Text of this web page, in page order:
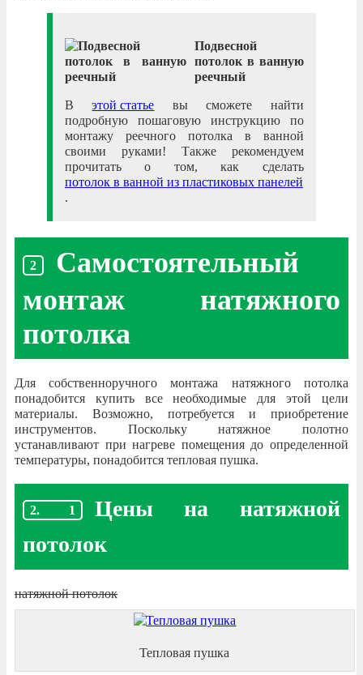
Подвесной
потолок в ванную
реечный
Вэтой статье вы сможете найти
подробную пошаговую инструкцию по
монтажу реечного потолка в ванной
своими руками! Также рекомендуем
прочитать о том, как сделать
потолок в ванной из пластиковых панелей
.
Самостоятельный
монтаж натяжного
потолка
Для собственноручного монтажа натяжного потолка
понадобится купить все необходимые для этой цели
материалы. Возможно, потребуется и приобретение
инструментов. Поскольку натяжное полотно
устанавливают при нагреве помещения до определенной
температуры, понадобится тепловая пушка.
Цены на натяжной
потолок
натяжной потолок
Тепловая пушка